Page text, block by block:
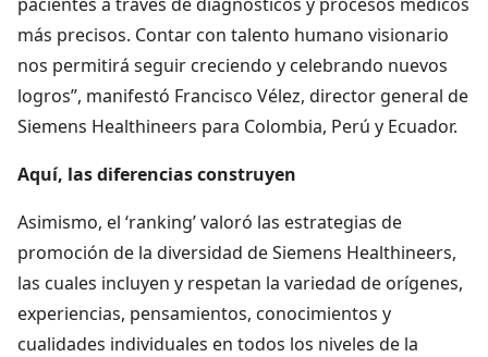
más precisos. Contar con talento humano visionario
nos permitirá seguir creciendo y celebrando nuevos
logros”, manifestó Francisco Vélez, director general de
Siemens Healthineers para Colombia, Perú y Ecuador.
Aquí, las diferencias construyen
Asimismo, el ‘ranking’ valoró las estrategias de
promoción de la diversidad de Siemens Healthineers,
las cuales incluyen y respetan la variedad de orígenes,
experiencias, pensamientos, conocimientos y
cualidades individuales en todos los niveles de la